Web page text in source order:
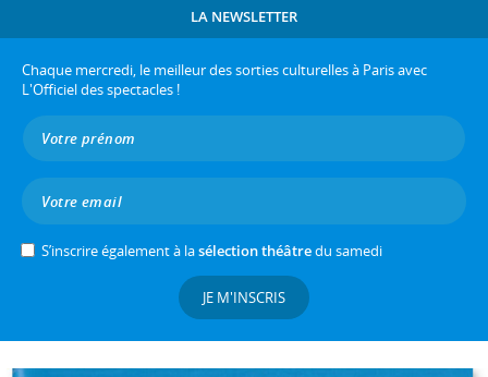
LA NEWSLETTER
Chaque mercredi, le meilleur des sorties culturelles à Paris avec
L'Officiel des spectacles !
S’inscrire également à lasélection théâtredu samedi
JE M'INSCRIS